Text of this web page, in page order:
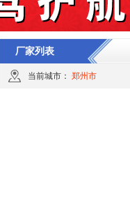
厂家列表
当前城市： 郑州市